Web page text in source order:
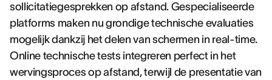
sollicitatiegesprekken op afstand. Gespecialiseerde
platforms maken nu grondige technische evaluaties
mogelijk dankzij het delen van schermen in real-time.
Online technische tests integreren perfect in het
wervingsproces op afstand, terwijl de presentatie van